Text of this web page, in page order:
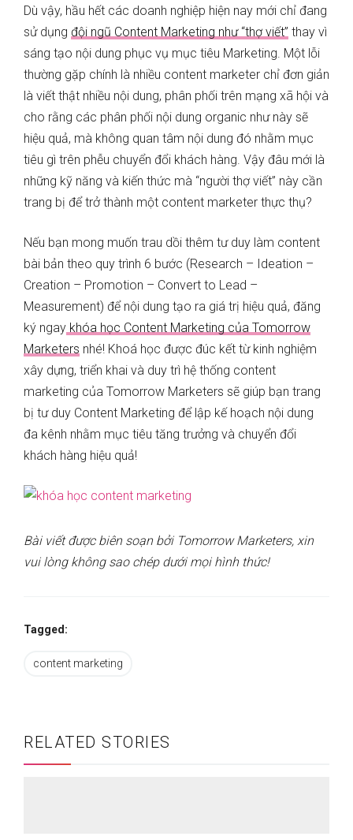
Dù vậy, hầu hết các doanh nghiệp hiện nay mới chỉ đang
sử dụng đội ngũ Content Marketing như “thợ viết” thay vì
sáng tạo nội dung phục vụ mục tiêu Marketing. Một lỗi
thường gặp chính là nhiều content marketer chỉ đơn giản
là viết thật nhiều nội dung, phân phối trên mạng xã hội và
cho rằng các phân phối nội dung organic như này sẽ
hiệu quả, mà không quan tâm nội dung đó nhằm mục
tiêu gì trên phễu chuyển đổi khách hàng. Vậy đâu mới là
những kỹ năng và kiến thức mà “người thợ viết” này cần
trang bị để trở thành một content marketer thực thụ?
Nếu bạn mong muốn trau dồi thêm tư duy làm content
bài bản theo quy trình 6 bước (Research – Ideation –
Creation – Promotion – Convert to Lead –
Measurement) để nội dung tạo ra giá trị hiệu quả, đăng
ký ngay khóa học Content Marketing của Tomorrow
Marketers nhé! Khoá học được đúc kết từ kinh nghiệm
xây dựng, triển khai và duy trì hệ thống content
marketing của Tomorrow Marketers sẽ giúp bạn trang
bị tư duy Content Marketing để lập kế hoạch nội dung
đa kênh nhằm mục tiêu tăng trưởng và chuyển đổi
khách hàng hiệu quả!
Bài viết được biên soạn bởi Tomorrow Marketers, xin
vui lòng không sao chép dưới mọi hình thức!
Tagged:
content marketing
RELATED STORIES